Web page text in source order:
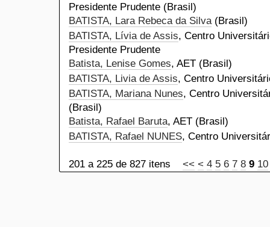
Presidente Prudente (Brasil)
BATISTA, Lara Rebeca da Silva(Brasil)
BATISTA, Lívia de Assis, Centro
Presidente Prudente
Batista, Lenise Gomes, AET (Brasil)
BATISTA, Livia de Assis, Centro
BATISTA, Mariana Nunes, Centro
(Brasil)
Batista, Rafael Baruta, AET (Brasil)
BATISTA, Rafael NUNES, Centro
201 a 225 de 827 itens << < 4 5 6 7 8 9 10